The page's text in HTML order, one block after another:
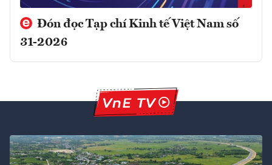
Đón đọc Tạp chí Kinh tế Việt Nam số
31-2026